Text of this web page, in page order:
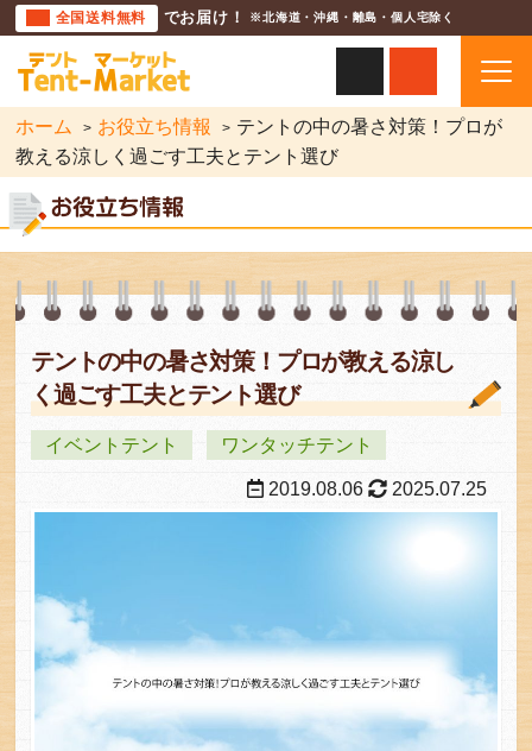
全国送料無料 でお届け！ ※北海道・沖縄・離島・個人宅除く
ホーム お役立ち情報
テントの中の暑さ対策！プロが
教える涼しく過ごす工夫とテント選び
テントの中の暑さ対策！プロが教える涼し
く過ごす工夫とテント選び
イベントテント ワンタッチテント
2019.08.06 2025.07.25